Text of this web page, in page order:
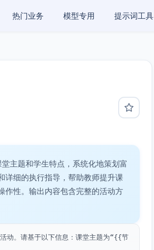
热门业务 模型专用 提示词工具
主题和学生特点，系统化地策划富
详细的执行指导，帮助教师提升课
作性。输出内容包含完整的活动方
动。请基于以下信息：课堂主题为“{{节